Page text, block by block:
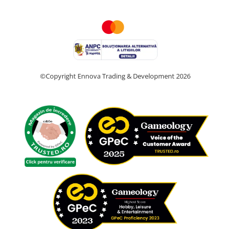
©Copyright Ennova Trading & Development 2026